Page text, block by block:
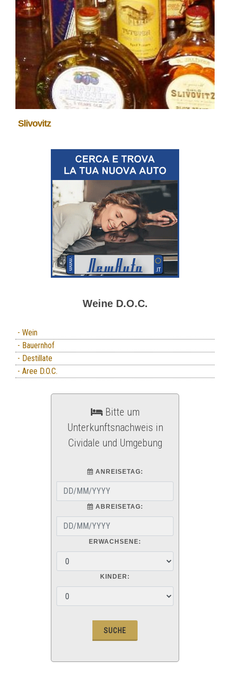
Slivovitz
Weine D.O.C.
- Wein
- Bauernhof
- Destillate
- Aree D.O.C.
Bitte um
Unterkunftsnachweis in
Cividale und Umgebung
ANREISETAG:
ABREISETAG:
ERWACHSENE:
KINDER: